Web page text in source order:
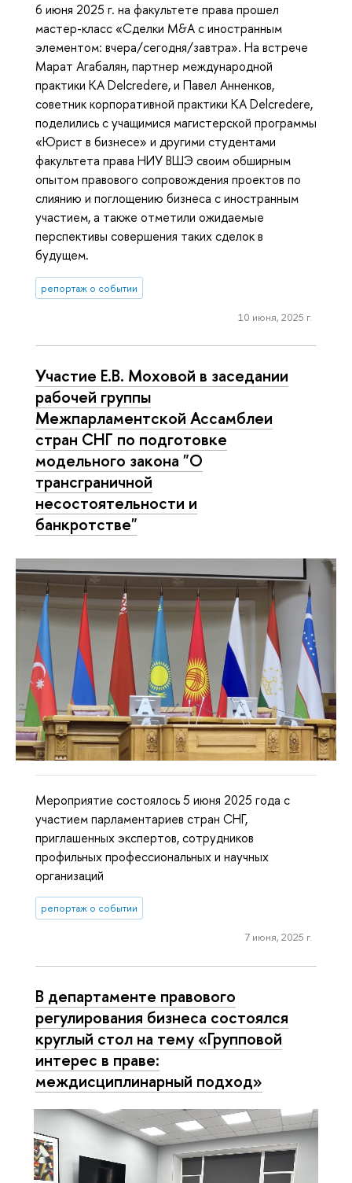
6 июня 2025 г. на факультете права прошел
мастер-класс «Сделки M&A с иностранным
элементом: вчера/сегодня/завтра». На встрече
Марат Агабалян, партнер международной
практики КА Delcredere, и Павел Анненков,
советник корпоративной практики КА Delcredere,
поделились с учащимися магистерской программы
«Юрист в бизнесе» и другими студентами
факультета права НИУ ВШЭ своим обширным
опытом правового сопровождения проектов по
слиянию и поглощению бизнеса с иностранным
участием, а также отметили ожидаемые
перспективы совершения таких сделок в
будущем.
репортаж о событии
10 июня, 2025 г.
Участие Е.В. Моховой в заседании
рабочей группы
Межпарламентской Ассамблеи
стран СНГ по подготовке
модельного закона "О
трансграничной
несостоятельности и
банкротстве"
Мероприятие состоялось 5 июня 2025 года с
участием парламентариев стран СНГ,
приглашенных экспертов, сотрудников
профильных профессиональных и научных
организаций
репортаж о событии
7 июня, 2025 г.
В департаменте правового
регулирования бизнеса состоялся
круглый стол на тему «Групповой
интерес в праве:
междисциплинарный подход»